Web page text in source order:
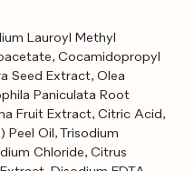
Lauroyl Methyl
Cocamidopropyl
Seed Extract, Olea
Paniculata Root
Fruit Extract, Citric Acid,
Peel Oil, Trisodium
Chloride, Citrus